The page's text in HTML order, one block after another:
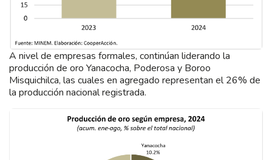
A nivel de empresas formales, continúan liderando la
producción de oro Yanacocha, Poderosa y Boroo
Misquichilca, las cuales en agregado representan el 26% de
la producción nacional registrada.